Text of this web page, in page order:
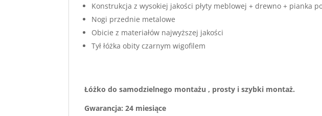
Konstrukcja z wysokiej jakości płyty meblowej + drewno + pianka
Nogi przednie metalowe
Obicie z materiałów najwyższej jakości
Tył łóżka obity czarnym wigofilem
Łóżko do samodzielnego montażu , prosty i szybki montaż.
Gwarancja: 24 miesiące